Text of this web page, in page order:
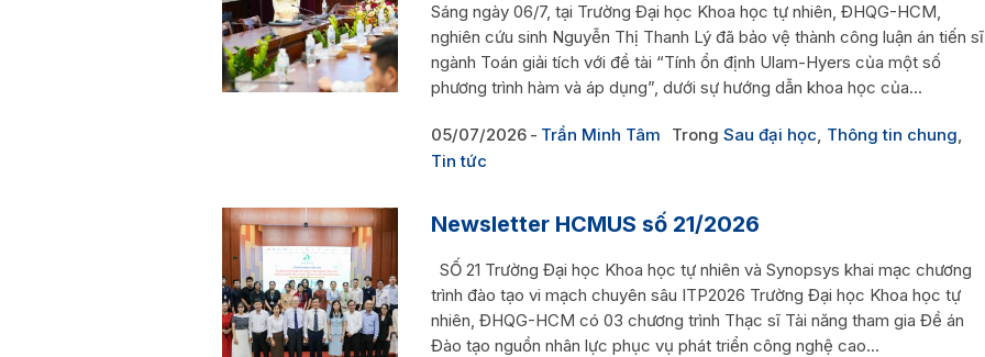
Sáng ngày 06/7, tại Trường Đại học Khoa học tự nhiên, ĐHQG-HCM,
nghiên cứu sinh Nguyễn Thị Thanh Lý đã bảo vệ thành công luận án tiến sĩ
ngành Toán giải tích với đề tài “Tính ổn định Ulam-Hyers của một số
phương trình hàm và áp dụng”, dưới sự hướng dẫn khoa học của...
05/07/2026 Trần Minh Tâm Trong Sau đại học, Thông tin chung,
Tin tức
Newsletter HCMUS số 21/2026
SỐ 21 Trường Đại học Khoa học tự nhiên và Synopsys khai mạc chương
trình đào tạo vi mạch chuyên sâu ITP2026 Trường Đại học Khoa học tự
nhiên, ĐHQG-HCM có 03 chương trình Thạc sĩ Tài năng tham gia Đề án
Đào tạo nguồn nhân lực phục vụ phát triển công nghệ cao...